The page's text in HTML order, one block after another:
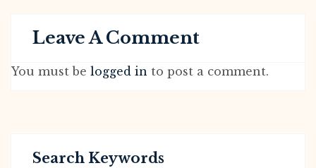
Leave A Comment
You must be logged in to post a comment.
Search Keywords